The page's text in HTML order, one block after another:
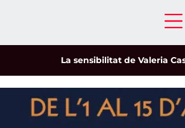
La sensibilitat de Valeria Castro